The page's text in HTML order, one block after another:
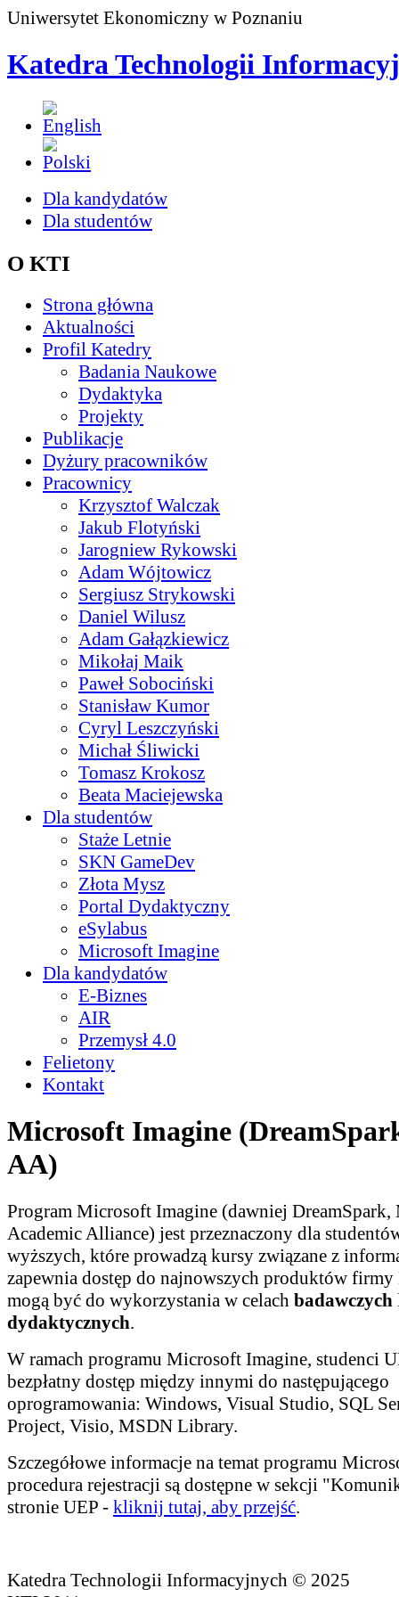
Uniwersytet Ekonomiczny w Poznaniu
Katedra Technologii
Dla kandydatów
Dla studentów
O KTI
Strona główna
Aktualności
Profil Katedry
Badania Naukowe
Dydaktyka
Projekty
Publikacje
Dyżury pracowników
Pracownicy
Krzysztof Walczak
Jakub Flotyński
Jarogniew Rykowski
Adam Wójtowicz
Sergiusz Strykowski
Daniel Wilusz
Adam Gałązkiewicz
Mikołaj Maik
Paweł Sobociński
Stanisław Kumor
Cyryl Leszczyński
Michał Śliwicki
Tomasz Krokosz
Beata Maciejewska
Dla studentów
Staże Letnie
SKN GameDev
Złota Mysz
Portal Dydaktyczny
eSylabus
Microsoft Imagine
Dla kandydatów
E-Biznes
AIR
Przemysł 4.0
Felietony
Kontakt
Microsoft Imagine
AA)
Program Microsoft Imagine (dawniej DreamSpark,
Academic Alliance) jest przeznaczony dla
wyższych, które prowadzą kursy związane z
zapewnia dostęp do najnowszych produktów
mogą być do wykorzystania w celach badawczych
dydaktycznych.
W ramach programu Microsoft Imagine, studenci
bezpłatny dostęp między innymi do następującego
oprogramowania: Windows, Visual Studio, SQL
Project, Visio, MSDN Library.
Szczegółowe informacje na temat programu
procedura rejestracji są dostępne w sekcji
stronie UEP - kliknij tutaj, aby przejść.
Katedra Technologii Informacyjnych © 2025